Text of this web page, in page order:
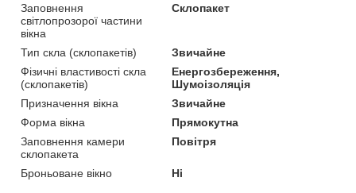
Заповнення
світлопрозорої частини
вікна
Склопакет
Тип скла (склопакетів)
Звичайне
Фізичні властивості скла
(склопакетів)
Енергозбереження,
Шумоізоляція
Призначення вікна
Звичайне
Форма вікна
Прямокутна
Заповнення камери
склопакета
Повітря
Броньоване вікно Ні